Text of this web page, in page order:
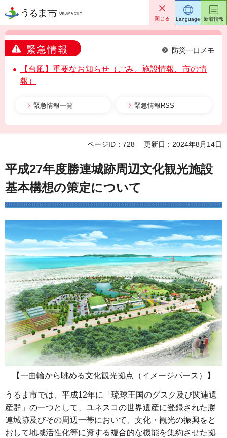
うるま市 閉じる
緊急情報 防災一口メモ
【台風】重要なお知らせ（ごみ、施設情報、市の情
報）
緊急情報一覧 緊急情報RSS
Language 新着情報
ページID：728 更新日：2024年8月14日
平成27年度勝連城跡周辺文化観光施設
基本構想の策定について
【一曲輪から眺める文化観光拠点（イメージパース）】
うるま市では、平成12年に「琉球王国のグスク及び関連遺
産群」の一つとして、ユネスコの世界遺産に登録された勝
連城跡及びその周辺一帯において、文化・観光の振興をと
おして地域活性化等に資する複合的な機能を集約させた拠